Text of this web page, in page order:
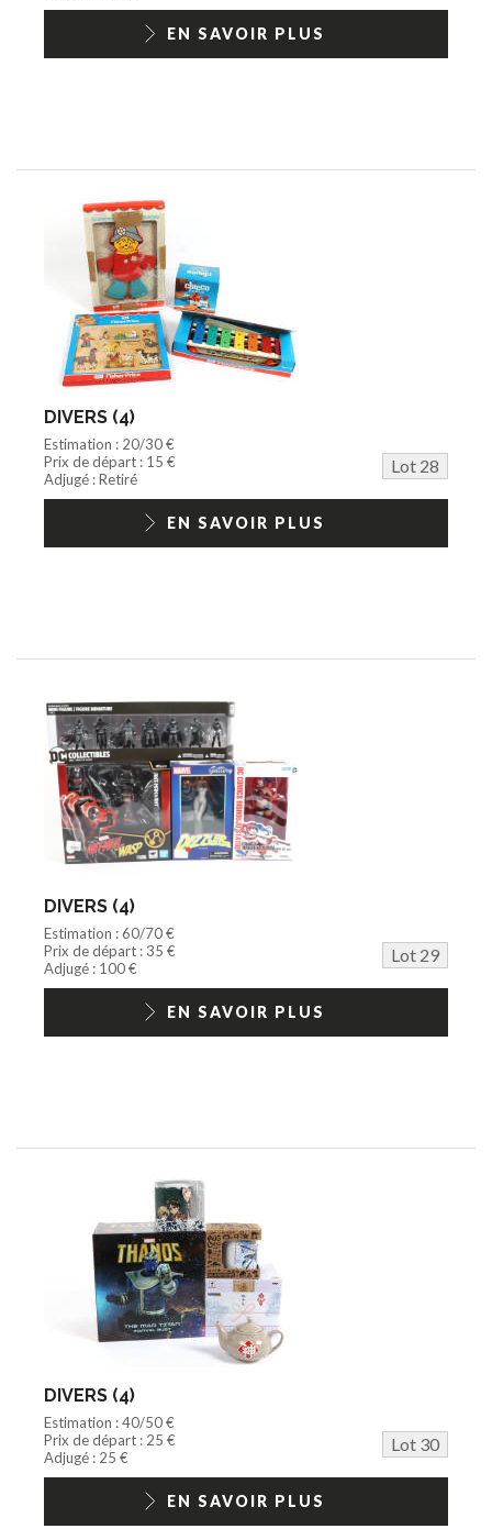
EN SAVOIR PLUS
DIVERS (4)
Estimation : 20/30 €
Prix de départ : 15 €
Lot 28
Adjugé : Retiré
EN SAVOIR PLUS
DIVERS (4)
Estimation : 60/70 €
Prix de départ : 35 €
Lot 29
Adjugé : 100 €
EN SAVOIR PLUS
DIVERS (4)
Estimation : 40/50 €
Prix de départ : 25 €
Lot 30
Adjugé : 25 €
EN SAVOIR PLUS